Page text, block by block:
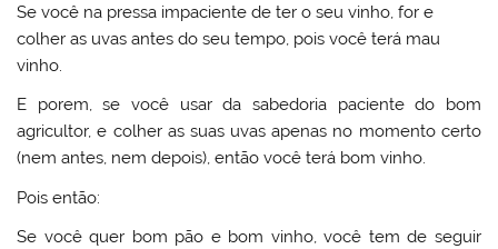
Se você na pressa impaciente de ter o seu vinho, for e
colher as uvas antes do seu tempo, pois você terá mau
vinho.
E porem, se você usar da sabedoria paciente do bom
agricultor, e colher as suas uvas apenas no momento certo
(nem antes, nem depois), então você terá bom vinho.
Pois então:
Se você quer bom pão e bom vinho, você tem de seguir